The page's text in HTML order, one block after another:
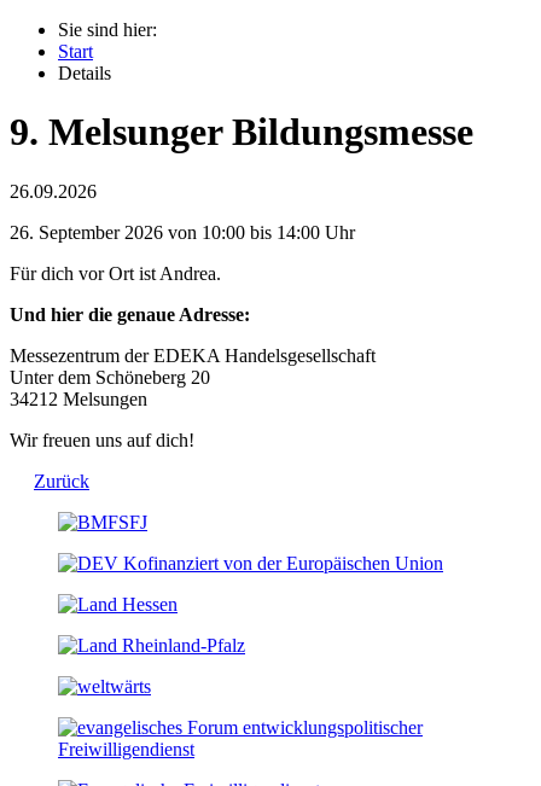
Sie sind hier:
Start
Details
9. Melsunger Bildungsmesse
26.09.2026
26. September 2026 von 10:00 bis 14:00 Uhr
Für dich vor Ort ist Andrea.
Und hier die genaue Adresse:
Messezentrum der EDEKA Handelsgesellschaft
Unter dem Schöneberg 20
34212 Melsungen
Wir freuen uns auf dich!
Zurück